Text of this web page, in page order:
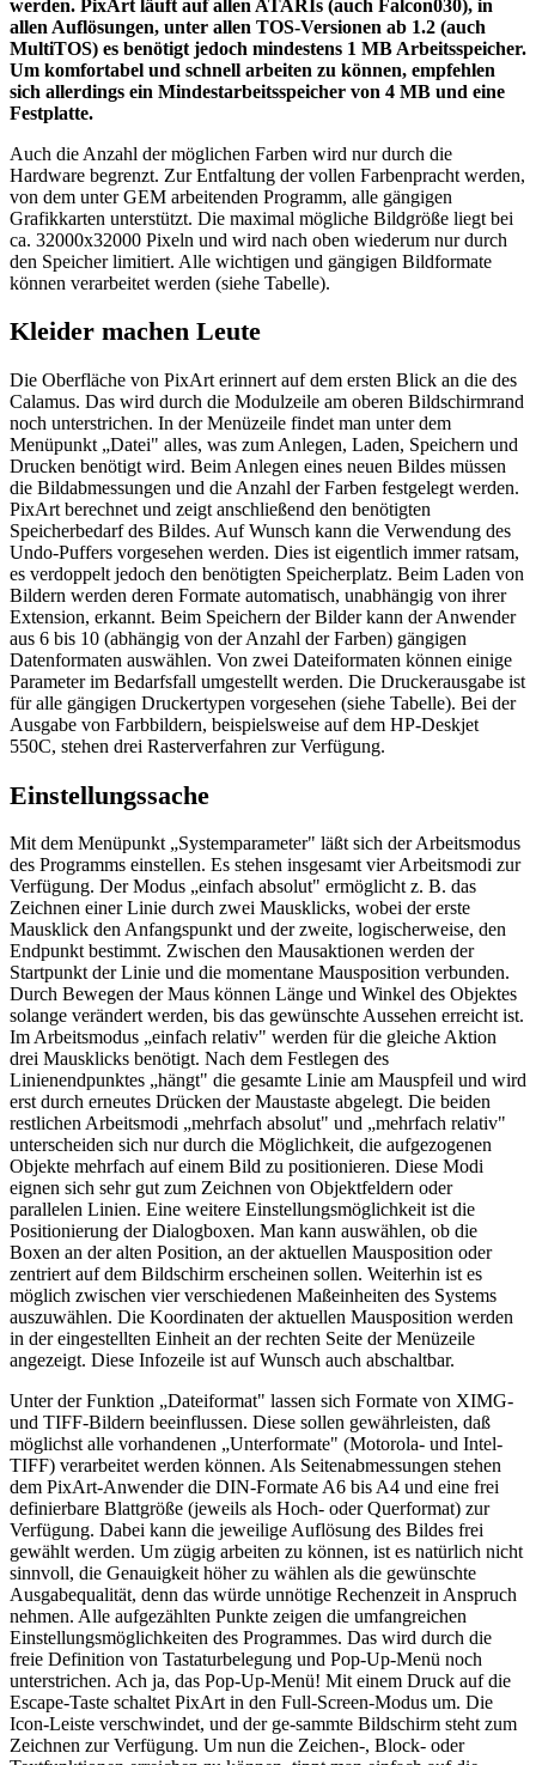
werden. PixArt läuft auf allen ATARIs (auch Falcon030), in
allen Auflösungen, unter allen TOS-Versionen ab 1.2 (auch
MultiTOS) es benötigt jedoch mindestens 1 MB Arbeitsspeicher.
Um komfortabel und schnell arbeiten zu können, empfehlen
sich allerdings ein Mindestarbeitsspeicher von 4 MB und eine
Festplatte.
Auch die Anzahl der möglichen Farben wird nur durch die
Hardware begrenzt. Zur Entfaltung der vollen Farbenpracht werden,
von dem unter GEM arbeitenden Programm, alle gängigen
Grafikkarten unterstützt. Die maximal mögliche Bildgröße liegt bei
ca. 32000x32000 Pixeln und wird nach oben wiederum nur durch
den Speicher limitiert. Alle wichtigen und gängigen Bildformate
können verarbeitet werden (siehe Tabelle).
Kleider machen Leute
Die Oberfläche von PixArt erinnert auf dem ersten Blick an die des
Calamus. Das wird durch die Modulzeile am oberen Bildschirmrand
noch unterstrichen. In der Menüzeile findet man unter dem
Menüpunkt „Datei" alles, was zum Anlegen, Laden, Speichern und
Drucken benötigt wird. Beim Anlegen eines neuen Bildes müssen
die Bildabmessungen und die Anzahl der Farben festgelegt werden.
PixArt berechnet und zeigt anschließend den benötigten
Speicherbedarf des Bildes. Auf Wunsch kann die Verwendung des
Undo-Puffers vorgesehen werden. Dies ist eigentlich immer ratsam,
es verdoppelt jedoch den benötigten Speicherplatz. Beim Laden von
Bildern werden deren Formate automatisch, unabhängig von ihrer
Extension, erkannt. Beim Speichern der Bilder kann der Anwender
aus 6 bis 10 (abhängig von der Anzahl der Farben) gängigen
Datenformaten auswählen. Von zwei Dateiformaten können einige
Parameter im Bedarfsfall umgestellt werden. Die Druckerausgabe ist
für alle gängigen Druckertypen vorgesehen (siehe Tabelle). Bei der
Ausgabe von Farbbildern, beispielsweise auf dem HP-Deskjet
550C, stehen drei Rasterverfahren zur Verfügung.
Einstellungssache
Mit dem Menüpunkt „Systemparameter" läßt sich der Arbeitsmodus
des Programms einstellen. Es stehen insgesamt vier Arbeitsmodi zur
Verfügung. Der Modus „einfach absolut" ermöglicht z. B. das
Zeichnen einer Linie durch zwei Mausklicks, wobei der erste
Mausklick den Anfangspunkt und der zweite, logischerweise, den
Endpunkt bestimmt. Zwischen den Mausaktionen werden der
Startpunkt der Linie und die momentane Mausposition verbunden.
Durch Bewegen der Maus können Länge und Winkel des Objektes
solange verändert werden, bis das gewünschte Aussehen erreicht ist.
Im Arbeitsmodus „einfach relativ" werden für die gleiche Aktion
drei Mausklicks benötigt. Nach dem Festlegen des
Linienendpunktes „hängt" die gesamte Linie am Mauspfeil und wird
erst durch erneutes Drücken der Maustaste abgelegt. Die beiden
restlichen Arbeitsmodi „mehrfach absolut" und „mehrfach relativ"
unterscheiden sich nur durch die Möglichkeit, die aufgezogenen
Objekte mehrfach auf einem Bild zu positionieren. Diese Modi
eignen sich sehr gut zum Zeichnen von Objektfeldern oder
parallelen Linien. Eine weitere Einstellungsmöglichkeit ist die
Positionierung der Dialogboxen. Man kann auswählen, ob die
Boxen an der alten Position, an der aktuellen Mausposition oder
zentriert auf dem Bildschirm erscheinen sollen. Weiterhin ist es
möglich zwischen vier verschiedenen Maßeinheiten des Systems
auszuwählen. Die Koordinaten der aktuellen Mausposition werden
in der eingestellten Einheit an der rechten Seite der Menüzeile
angezeigt. Diese Infozeile ist auf Wunsch auch abschaltbar.
Unter der Funktion „Dateiformat" lassen sich Formate von XIMG-
und TIFF-Bildern beeinflussen. Diese sollen gewährleisten, daß
möglichst alle vorhandenen „Unterformate" (Motorola- und Intel-
TIFF) verarbeitet werden können. Als Seitenabmessungen stehen
dem PixArt-Anwender die DIN-Formate A6 bis A4 und eine frei
definierbare Blattgröße (jeweils als Hoch- oder Querformat) zur
Verfügung. Dabei kann die jeweilige Auflösung des Bildes frei
gewählt werden. Um zügig arbeiten zu können, ist es natürlich nicht
sinnvoll, die Genauigkeit höher zu wählen als die gewünschte
Ausgabequalität, denn das würde unnötige Rechenzeit in Anspruch
nehmen. Alle aufgezählten Punkte zeigen die umfangreichen
Einstellungsmöglichkeiten des Programmes. Das wird durch die
freie Definition von Tastaturbelegung und Pop-Up-Menü noch
unterstrichen. Ach ja, das Pop-Up-Menü! Mit einem Druck auf die
Escape-Taste schaltet PixArt in den Full-Screen-Modus um. Die
Icon-Leiste verschwindet, und der ge-sammte Bildschirm steht zum
Zeichnen zur Verfügung. Um nun die Zeichen-, Block- oder